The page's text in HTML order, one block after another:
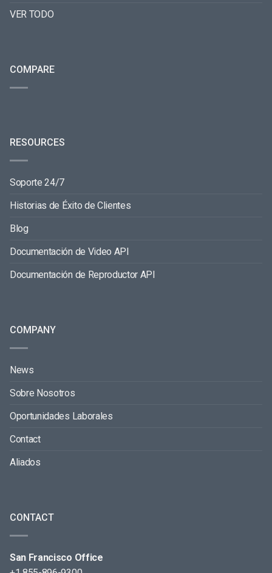
VER TODO
COMPARE
RESOURCES
Soporte 24/7
Historias de Éxito de Clientes
Blog
Documentación de Video API
Documentación de Reproductor API
COMPANY
News
Sobre Nosotros
Oportunidades Laborales
Contact
Aliados
CONTACT
San Francisco Office